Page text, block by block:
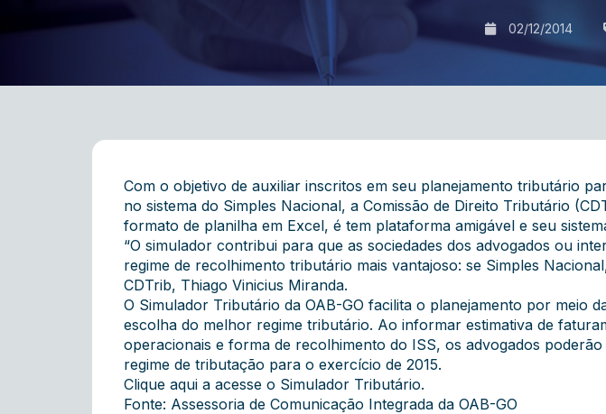
02/12/2014
Com o objetivo de auxiliar inscritos em seu planejamento tributário
no sistema do Simples Nacional, a Comissão de Direito Tributário
formato de planilha em Excel, é tem plataforma amigável e seu
“O simulador contribui para que as sociedades dos advogados ou
regime de recolhimento tributário mais vantajoso: se Simples
CDTrib, Thiago Vinicius Miranda.
O Simulador Tributário da OAB-GO facilita o planejamento por meio
escolha do melhor regime tributário. Ao informar estimativa de
operacionais e forma de recolhimento do ISS, os advogados
regime de tributação para o exercício de 2015.
Clique aqui a acesse o Simulador Tributário.
Fonte: Assessoria de Comunicação Integrada da OAB-GO